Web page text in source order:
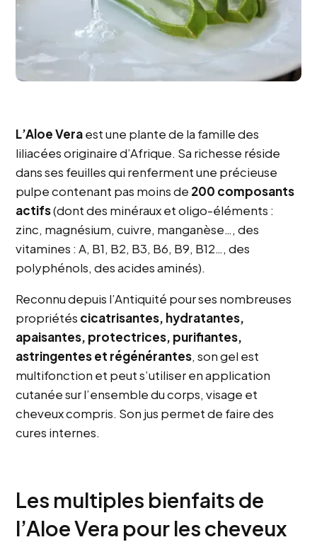
L’Aloe Veraest une plante de la famille des
liliacées originaire d’Afrique. Sa richesse réside
dans ses feuilles qui renferment une précieuse
pulpe contenant pas moins de 200 composants
actifs(dont des minéraux et oligo-éléments :
zinc, magnésium, cuivre, manganèse…, des
vitamines : A, B1, B2, B3, B6, B9, B12…, des
polyphénols, des acides aminés).
Reconnu depuis l’Antiquité pour ses nombreuses
propriétés cicatrisantes, hydratantes,
apaisantes, protectrices, purifiantes,
astringentes et régénérantes, son gel est
multifonction et peut s’utiliser en application
cutanée sur l’ensemble du corps, visage et
cheveux compris. Son jus permet de faire des
cures internes.
Les multiples bienfaits de
l’Aloe Vera pour les cheveux